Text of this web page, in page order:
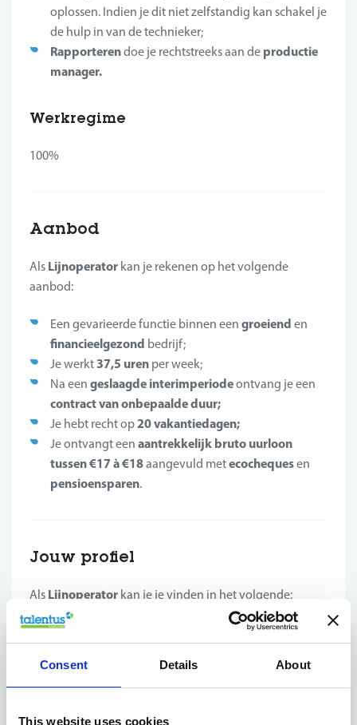
Consent Details About
This website uses cookies
oplossen. Indien je dit niet zelfstandig kan schakel je
de hulp in van de technieker;
Rapporterendoe je rechtstreeks aan de productie
manager.
Werkregime
100%
Aanbod
Als Lijnoperator kan je rekenen op het volgende
aanbod:
Een gevarieerde functie binnen een groeiend en
financieelgezond bedrijf;
Je werkt37,5 uren per week;
Na een geslaagde interimperiodeontvang je een
contract van onbepaalde duur;
Je hebt recht op20 vakantiedagen;
Je ontvangt een aantrekkelijk bruto uurloon
tussen €17 à €18aangevuld metecochequesen
pensioensparen.
Jouw profiel
Als Lijnoperator kan je je vinden in het volgende:
Jij bent van nature uit verantwoordelijken
Je gaat tot in de details te werk met het oog op
kwaliteitenveiligheid;